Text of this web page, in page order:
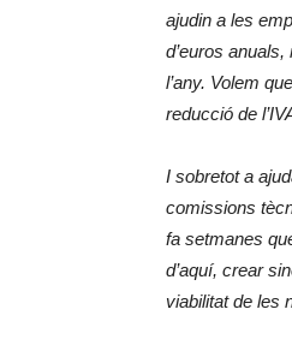
ajudin a les
d’euros
l’any. Volem
reducció de
I sobretot a
comissions
fa setmanes
d’aquí, crear
viabilitat de les